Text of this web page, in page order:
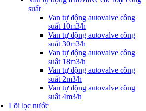
suất
Van tự động autovalve công
suất 10m3/h
Van tự động autovalve công
suất 30m3/h
Van tự động autovalve công
suất 18m3/h
Van tự động autovalve công
suất 2m3/h
Van tự động autovalve công
suất 4m3/h
Lõi lọc nước